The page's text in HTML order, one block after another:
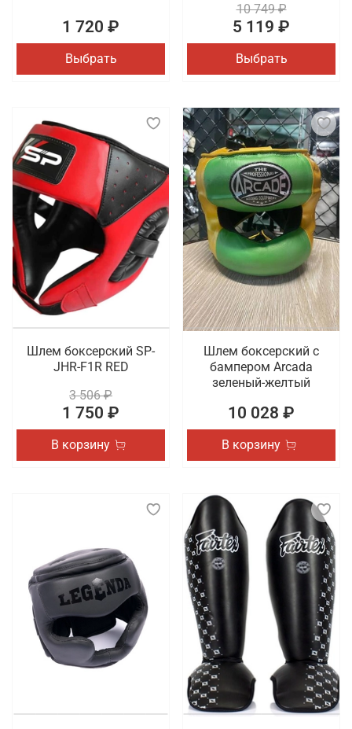
1 720 ₽
Выбрать
10 749 ₽
5 119 ₽
Выбрать
Шлем боксерский SP-
JHR-F1R RED
3 506 ₽
1 750 ₽
В корзину
Шлем боксерский с
бампером Arcada
зеленый-желтый
10 028 ₽
В корзину